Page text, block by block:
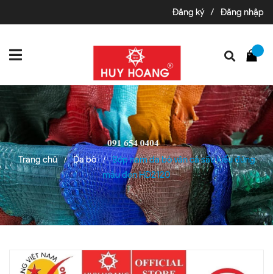
Đăng ký / Đăng nhập
Trang chủ / Da bò /
Bóp nam da bò vân cá sấu kiểu đứng
màu đen HD2120